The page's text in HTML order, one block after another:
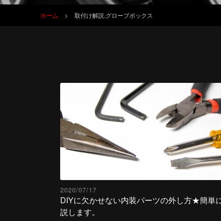
ホーム > 取付け解説.グローブボックス
2020/07/17
DIYに欠かせない内装パーツの外し方★簡単
説します。